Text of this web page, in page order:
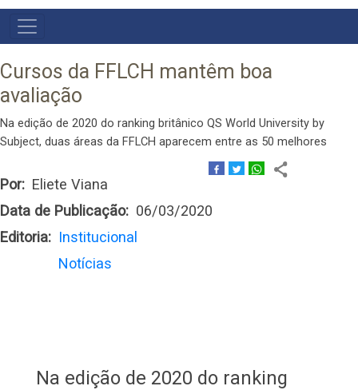
NAVEGADOR
PRINCIPAL
Cursos da FFLCH mantêm boa
avaliação
Na edição de 2020 do ranking britânico QS World University by
Subject, duas áreas da FFLCH aparecem entre as 50 melhores
Por
Eliete Viana
Data de Publicação
06/03/2020
Editoria
Institucional
Notícias
Na edição de 2020 do ranking